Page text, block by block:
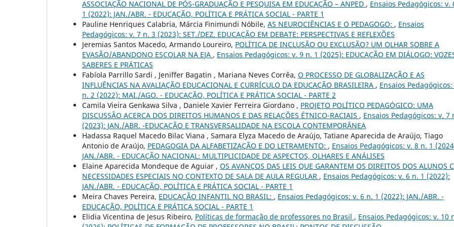
ASSOCIAÇÃO NACIONAL DE PÓS-GRADUAÇÃO E PESQUISA EM EDUCAÇÃO – ANPED , Ensaios Pedagógicos: v.
1 (2022): JAN./ABR. - EDUCAÇÃO, POLÍTICA E PRÁTICA SOCIAL - PARTE 1
Pauline Henriques Calabria, Márcia Finimundi Nóbile, AS NEUROCIÊNCIAS E O PEDAGOGO: , Ensaios
Pedagógicos: v. 7 n. 3 (2023): SET./DEZ. EDUCAÇÃO EM DEBATE: PERSPECTIVAS E REFLEXÕES
Jeremias Santos Macedo, Armando Loureiro, POLÍTICA DE INCLUSÃO OU EXCLUSÃO? UM OLHAR SOBRE A
EVASÃO/ABANDONO ESCOLAR NA EJA , Ensaios Pedagógicos: v. 9 n. 1 (2025): EDUCAÇÃO EM DIÁLOGO:
SABERES E PRÁTICAS
Fabíola Parrillo Sardi , Jeniffer Bagatin , Mariana Neves Corrêa, O PROCESSO DE GLOBALIZAÇÃO E AS
INFLUÊNCIAS NA AVALIAÇÃO EDUCACIONAL E CURRÍCULO DA EDUCAÇÃO BRASILEIRA , Ensaios Pedagógicos:
n. 2 (2022): MAI./AGO. - EDUCAÇÃO, POLÍTICA E PRÁTICA SOCIAL - PARTE 2
Camila Vieira Genkawa Silva , Daniele Xavier Ferreira Giordano , PROJETO POLÍTICO PEDAGÓGICO: UMA
DISCUSSÃO ACERCA DOS DIREITOS HUMANOS E DAS RELAÇÕES ÉTNICO-RACIAIS , Ensaios Pedagógicos: v. 7
(2023): JAN./ABR. -EDUCAÇÃO E TRANSVERSALIDADE NA ESCOLA CONTEMPORÂNEA
Hadassa Raquel Macedo Bilac Viana , Samara Elyza Macedo de Araújo, Tatiane Aparecida de Araújo, Tiago
Antonio de Araújo, PEDAGOGIA DA ALFABETIZAÇÃO E DO LETRAMENTO: , Ensaios Pedagógicos: v. 8 n. 1
JAN./ABR. - EDUCAÇÃO NACIONAL: MULTIPLICIDADE DE ASPECTOS, OLHARES E ANÁLISES
Elaine Aparecida Mondeque de Aguiar , OS AVANÇOS DAS LEIS QUE GARANTEM OS DIREITOS DOS ALUNOS
NECESSIDADES ESPECIAIS NO CONTEXTO DE SALA DE AULA REGULAR , Ensaios Pedagógicos: v. 6 n. 1 (2022):
JAN./ABR. - EDUCAÇÃO, POLÍTICA E PRÁTICA SOCIAL - PARTE 1
Meira Chaves Pereira, EDUCAÇÃO INFANTIL NO BRASIL: , Ensaios Pedagógicos: v. 6 n. 1 (2022): JAN./ABR. -
EDUCAÇÃO, POLÍTICA E PRÁTICA SOCIAL - PARTE 1
Elidia Vicentina de Jesus Ribeiro, Políticas de formação de professores no Brasil , Ensaios Pedagógicos: v. 10